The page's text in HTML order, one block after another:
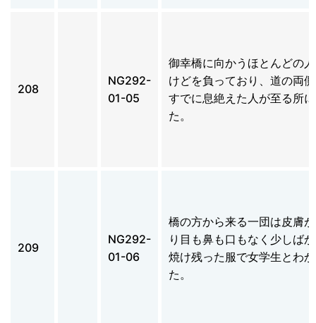
208
NG292-
01-05
御幸橋に向かうほとんどの
けどを負っており、道の両
すでに息絶えた人が至る所
た。
209
NG292-
01-06
橋の方から来る一団は皮膚
り目も鼻も口もなく少しば
焼け残った服で女学生とわ
た。